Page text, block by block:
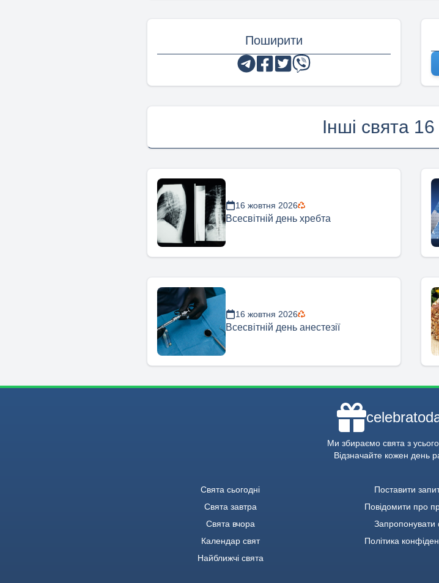
Поширити
Інші свята
16 жовтня 2026
Всесвітній день хребта
16 жовтня 2026
Всесвітній день анестезії
Ми збираємо свята з усього
Відзначайте кожен день
Свята сьогодні
Свята завтра
Свята вчора
Календар свят
Найближчі свята
Поставити
Повідомити про
Запропонувати
Політика